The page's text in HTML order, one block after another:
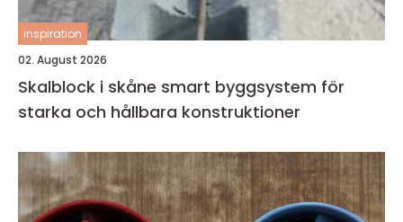
inspiration
02. August 2026
Skalblock i skåne smart byggsystem för
starka och hållbara konstruktioner